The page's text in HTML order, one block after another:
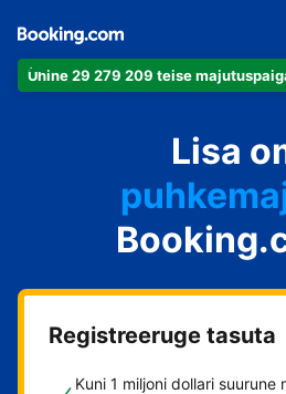
Ühine 29 279 209 teise
Lisa
Registreeruge tasuta
Kuni 1 miljoni dollari suurune